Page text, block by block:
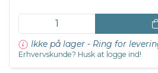
Ikke på lager - Ring for
Erhvervskunde? Husk at logge ind!